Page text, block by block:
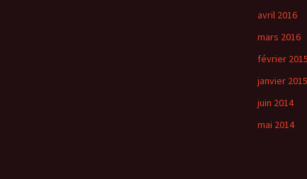
avril 2016
mars 2016
février 2015
janvier 2015
juin 2014
mai 2014